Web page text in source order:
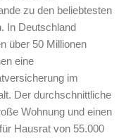
zu den beliebtesten
In Deutschland
über 50 Millionen
eine
im
Der durchschnittliche
Wohnung und einen
Hausrat von 55.000